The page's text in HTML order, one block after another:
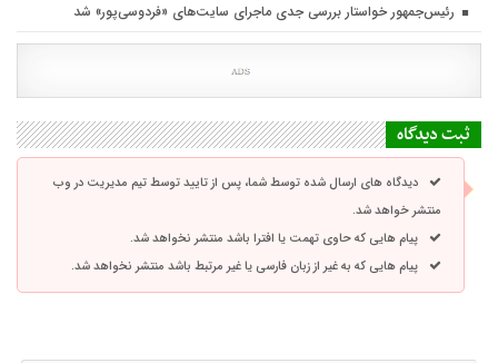
رئیس‌جمهور خواستار بررسی جدی ماجرای سایت‌های «فردوسی‌پور» شد
ثبت دیدگاه
دیدگاه های ارسال شده توسط شما، پس از تایید توسط تیم مدیریت در وب
منتشر خواهد شد.
پیام هایی که حاوی تهمت یا افترا باشد منتشر نخواهد شد.
پیام هایی که به غیر از زبان فارسی یا غیر مرتبط باشد منتشر نخواهد شد.